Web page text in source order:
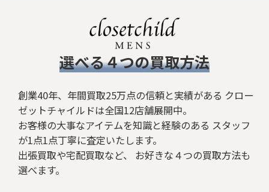
​選べる４つの買取方法
創業40年、年間買取25万点の信頼と実績がある クロー
ゼットチャイルドは全国12店舗展開中。
お客様の大事なアイテムを知識と経験のある スタッフ
が1点1点丁寧に査定いたします。
出張買取や宅配買取など、 お好きな４つの買取方法も
選べます。